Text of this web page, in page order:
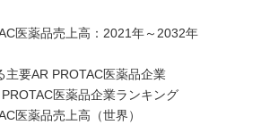
医薬品売上高：2021年～2032年
主要AR PROTAC医薬品企業
医薬品企業ランキング
医薬品売上高（世界）